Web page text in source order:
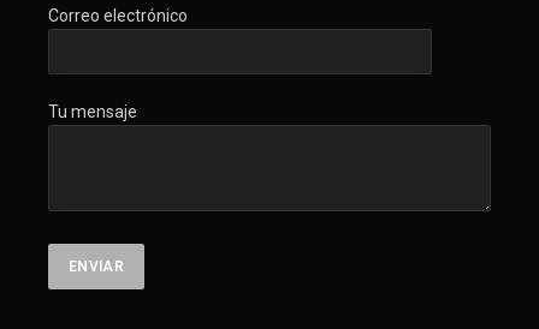
Correo electrónico
Tu mensaje